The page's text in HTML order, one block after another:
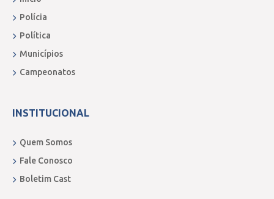
Polícia
Política
Municípios
Campeonatos
INSTITUCIONAL
Quem Somos
Fale Conosco
Boletim Cast